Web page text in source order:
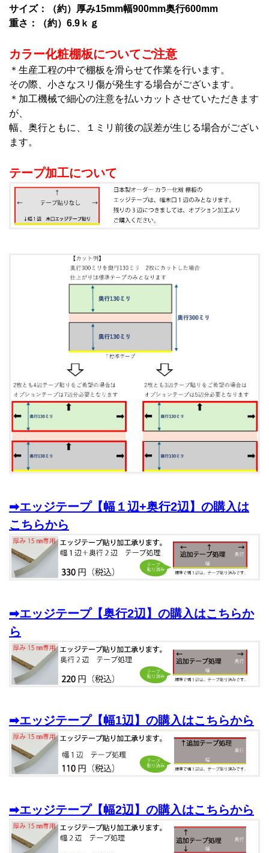
サイズ：（約）厚み15mm幅900mm奥行600mm
重さ：（約）6.9ｋｇ
カラー化粧棚板についてご注意
＊生産工程の中で棚板を滑らせて作業を行います。
その際、小さなスリ傷が発生する場合がございます。
＊加工機械で細心の注意を払いカットさせていただきます
が、
幅、奥行ともに、１ミリ前後の誤差が生じる場合がござい
ます。
テープ加工について
➡エッジテープ【幅１辺+奥行2辺】の購入は
こちらから
➡エッジテープ【奥行2辺】の購入はこちらか
ら
➡エッジテープ【幅1辺】の購入はこちらから
➡エッジテープ【幅2辺】の購入はこちらから